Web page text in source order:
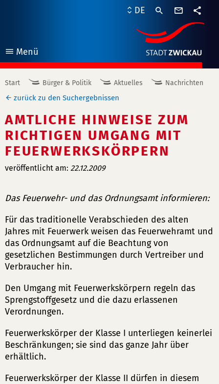
Menü
öffnen
DE
Start Bürger & Politik Aktuelles Nachrichten
zurück zu den Suchergebnissen
AMTLICHE HINWEISE ZUM
RICHTIGEN UMGANG MIT
FEUERWERKSKÖRPERN
veröffentlicht am: 22.12.2009
Das Feuerwehr- und das Ordnungsamt informieren:
Für das traditionelle Verabschieden des alten
Jahres mit Feuerwerk weisen das Feuerwehramt und
das Ordnungsamt auf die Beachtung von
gesetzlichen Bestimmungen durch Vertreiber und
Verbraucher hin.
Den Umgang mit Feuerwerkskörpern regeln das
Sprengstoffgesetz und die dazu erlassenen
Verordnungen.
Feuerwerkskörper der Klasse I unterliegen keinerlei
Beschränkungen; sie sind das ganze Jahr über
erhältlich.
Feuerwerkskörper der Klasse II dürfen in diesem